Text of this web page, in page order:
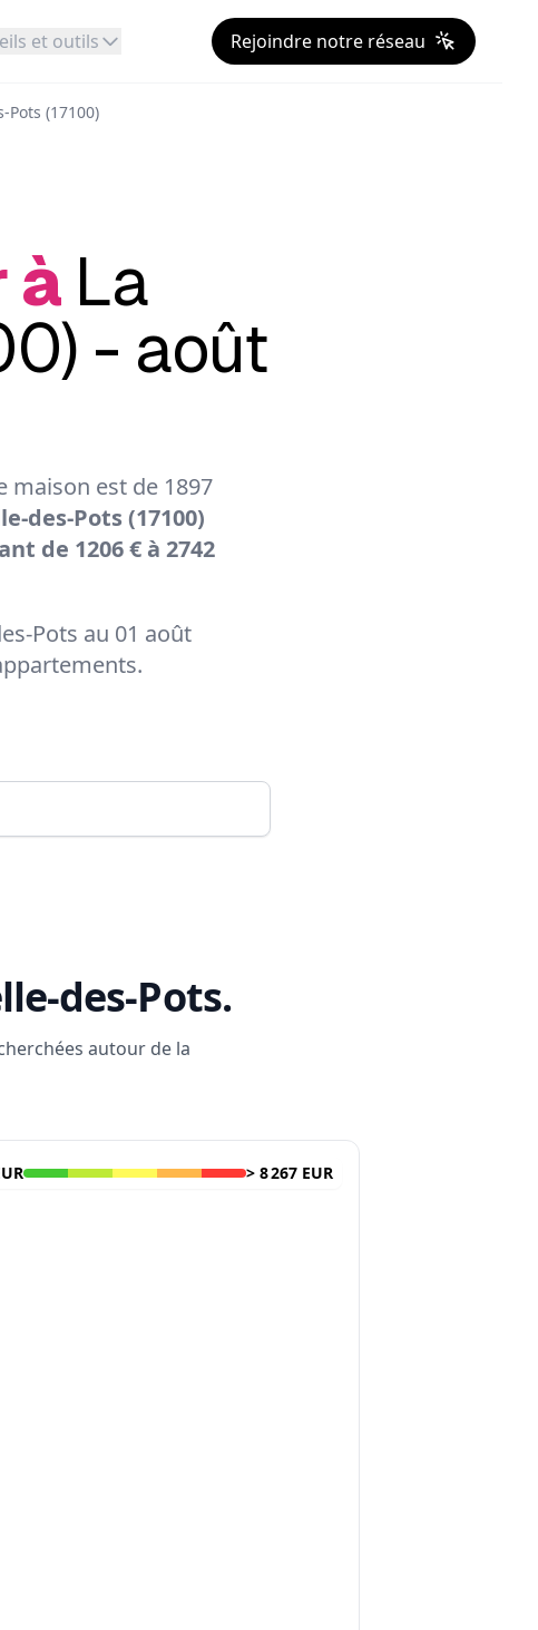
et outils Rejoindre notre réseau
Pots (17100)
à La
- août
maison est de 1897
des-Pots (17100)
de 1206 € à 2742
Pots au 01 août
des-Pots.
autour de la
> 8 267 EUR